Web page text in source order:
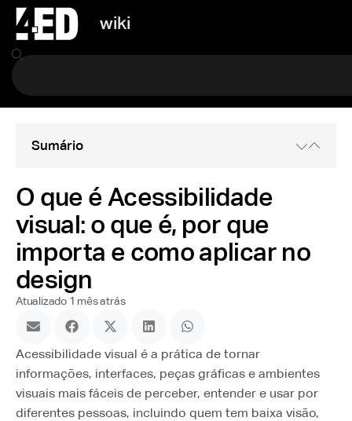
wiki
Sumário
O que é Acessibilidade
visual: o que é, por que
importa e como aplicar no
design
Atualizado 1 mês atrás
Acessibilidade visual é a prática de tornar
informações, interfaces, peças gráficas e ambientes
visuais mais fáceis de perceber, entender e usar por
diferentes pessoas, incluindo quem tem baixa visão,